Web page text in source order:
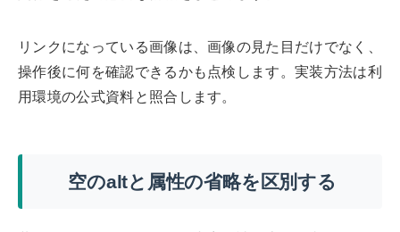
リンクになっている画像は、画像の見た目だけでなく、
操作後に何を確認できるかも点検します。実装方法は利
用環境の公式資料と照合します。
空のaltと属性の省略を区別する